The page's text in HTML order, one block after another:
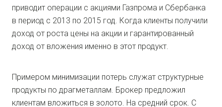
приводит операции с акциями Газпрома и Сбербанка
в период с 2013 по 2015 год. Когда клиенты получили
доход от роста цены на акции и гарантированный
доход от вложения именно в этот продукт.
Примером минимизации потерь служат структурные
продукты по драгметаллам. Брокер предложил
клиентам вложиться в золото. На средний срок. С